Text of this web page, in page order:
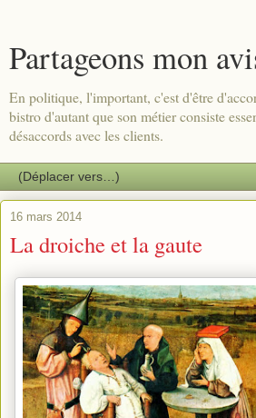
Partageons mon
En politique, l'important, c'est d'être
bistro d'autant que son métier consiste
désaccords avec les clients.
16 mars 2014
La droiche et la gaute